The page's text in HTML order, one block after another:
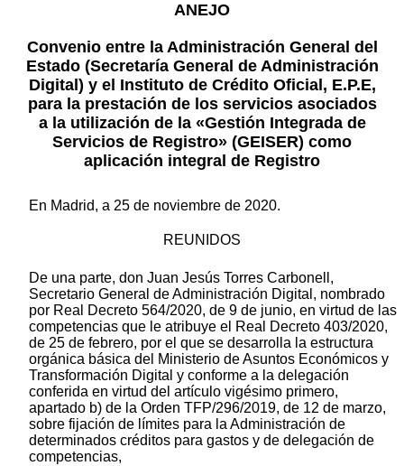
ANEJO
Convenio entre la Administración General del
Estado (Secretaría General de Administración
Digital) y el Instituto de Crédito Oficial, E.P.E,
para la prestación de los servicios asociados
a la utilización de la «Gestión Integrada de
Servicios de Registro» (GEISER) como
aplicación integral de Registro
En Madrid, a 25 de noviembre de 2020.
REUNIDOS
De una parte, don Juan Jesús Torres Carbonell,
Secretario General de Administración Digital, nombrado
por Real Decreto 564/2020, de 9 de junio, en virtud de las
competencias que le atribuye el Real Decreto 403/2020,
de 25 de febrero, por el que se desarrolla la estructura
orgánica básica del Ministerio de Asuntos Económicos y
Transformación Digital y conforme a la delegación
conferida en virtud del artículo vigésimo primero,
apartado b) de la Orden TFP/296/2019, de 12 de marzo,
sobre fijación de límites para la Administración de
determinados créditos para gastos y de delegación de
competencias,